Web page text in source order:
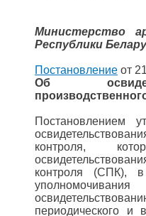
Министерство
Республики
Постановление от
Об
Постановлением
контроля,
контроля (СПК),
периодического и